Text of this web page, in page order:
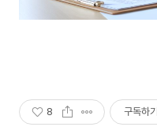
8 구독하기